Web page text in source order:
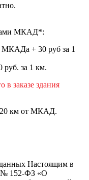
МКАД*:
МКАДа + 30 руб за 1
руб. за 1 км.
в заказе здания
20 км от МКАД.
Настоящим в
№ 152-ФЗ «О